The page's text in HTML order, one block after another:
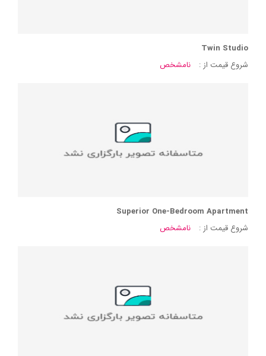
Twin Studio
شروع قیمت از :
نامشخص
Superior One-Bedroom Apartment
شروع قیمت از :
نامشخص